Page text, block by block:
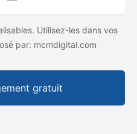
Utilisez-les dans vos
par: mcmdigital.com
gratuit